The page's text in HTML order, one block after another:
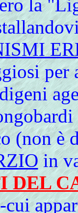
la
per
(non è
in
DEL